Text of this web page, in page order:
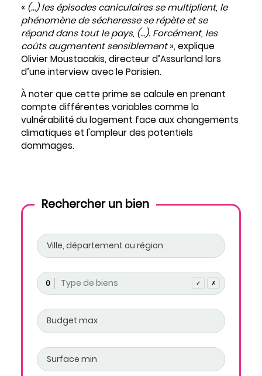
« (…) les épisodes caniculaires se multiplient, le
phénomène de sécheresse se répète et se
répand dans tout le pays, (…). Forcément, les
coûts augmentent sensiblement», explique
Olivier Moustacakis, directeur d’Assurland lors
d’une interview avec le Parisien.
À noter que cette prime se calcule en prenant
compte différentes variables comme la
vulnérabilité du logement face aux changements
climatiques et l'ampleur des potentiels
dommages.
Rechercher un bien
0 ✓ ✗